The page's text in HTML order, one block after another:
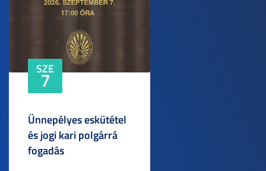
SZE
7
Ünnepélyes eskütétel
és jogi kari polgárrá
fogadás